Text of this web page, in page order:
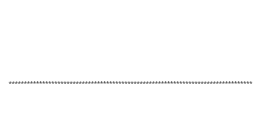
********************************************************************************